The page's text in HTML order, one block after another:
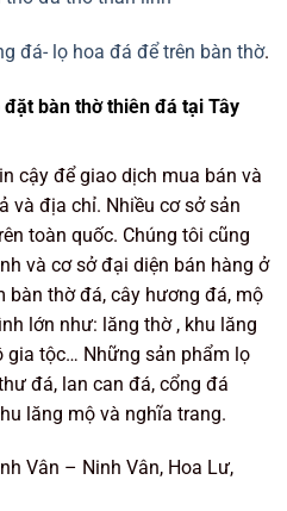
đá- lọ hoa đá để trên bàn thờ.
bàn thờ thiên đá tại Tây
cậy để giao dịch mua bán và
và địa chỉ. Nhiều cơ sở sản
toàn quốc. Chúng tôi cũng
và cơ sở đại diện bán hàng ở
bàn thờ đá, cây hương đá, mộ
lớn như: lăng thờ , khu lăng
gia tộc… Những sản phẩm lọ
đá, lan can đá, cổng đá
lăng mộ và nghĩa trang.
Vân – Ninh Vân, Hoa Lư,